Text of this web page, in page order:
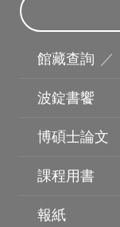
館藏查詢 ／
波錠書饗
博碩士論文
課程用書
報紙